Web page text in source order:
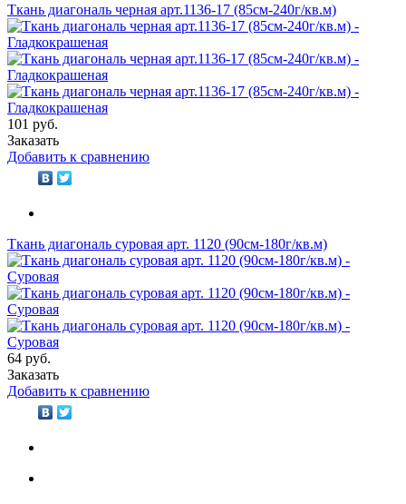
Ткань диагональ черная арт.1136-17 (85см-240г/кв.м)
101 руб.
Заказать
Добавить к сравнению
Ткань диагональ суровая арт. 1120 (90см-180г/кв.м)
64 руб.
Заказать
Добавить к сравнению